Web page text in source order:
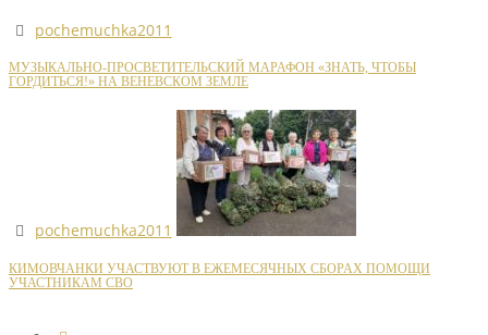
pochemuchka2011
МУЗЫКАЛЬНО-ПРОСВЕТИТЕЛЬСКИЙ МАРАФОН «ЗНАТЬ, ЧТОБЫ
ГОРДИТЬСЯ!» НА ВЕНЕВСКОМ ЗЕМЛЕ
pochemuchka2011
КИМОВЧАНКИ УЧАСТВУЮТ В ЕЖЕМЕСЯЧНЫХ СБОРАХ ПОМОЩИ
УЧАСТНИКАМ СВО